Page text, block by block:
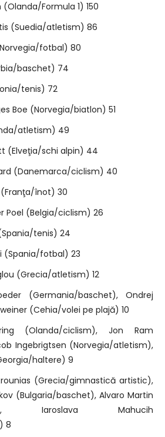
Formula 1) 150
(Suedia/atletism) 86
fotbal) 80
baschet) 74
tenis) 72
Boe (Norvegia/biatlon) 51
atletism) 49
(Elveţia/schi alpin) 44
(Danemarca/ciclism) 40
(Franţa/înot) 30
Poel (Belgia/ciclism) 26
tenis) 24
(Spania/fotbal) 23
(Grecia/atletism) 12
(Germania/baschet), Ondrej
(Cehia/volei pe plajă) 10
(Olanda/ciclism), Jon Ram
Ingebrigtsen (Norvegia/atletism),
haltere) 9
(Grecia/gimnastică artistic),
(Bulgaria/baschet), Alvaro Martin
Iaroslava Mahucih
8